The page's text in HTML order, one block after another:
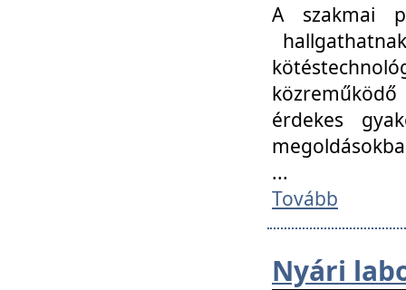
A szakmai
érdekes
...
Tovább
Nyári